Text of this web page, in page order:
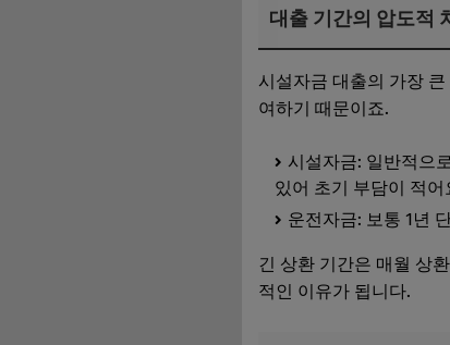
대출 기간의 압도적
시설자금 대출의 가장
여하기 때문이죠.
시설자금: 일반적으
있어 초기 부담이 적어
운전자금: 보통 1년
긴 상환 기간은 매월 상
적인 이유가 됩니다.